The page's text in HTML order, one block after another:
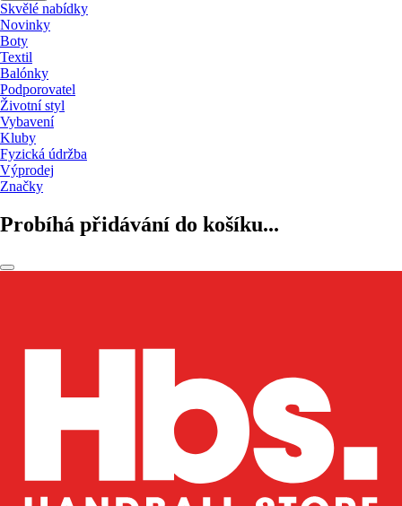
Skvělé nabídky
Novinky
Boty
Textil
Balónky
Podporovatel
Životní styl
Vybavení
Kluby
Fyzická údržba
Výprodej
Značky
Probíhá přidávání do košíku...